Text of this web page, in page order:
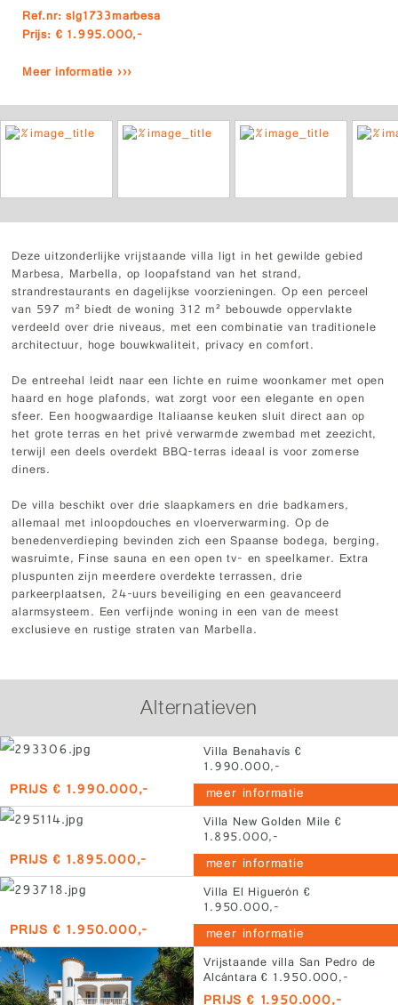
Ref.nr: slg1733marbesa
Prijs: € 1.995.000,-
Meer informatie ›››
Deze uitzonderlijke vrijstaande villa ligt in het gewilde gebied
Marbesa, Marbella, op loopafstand van het strand,
strandrestaurants en dagelijkse voorzieningen. Op een perceel
van 597 m² biedt de woning 312 m² bebouwde oppervlakte
verdeeld over drie niveaus, met een combinatie van traditionele
architectuur, hoge bouwkwaliteit, privacy en comfort.
De entreehal leidt naar een lichte en ruime woonkamer met open
haard en hoge plafonds, wat zorgt voor een elegante en open
sfeer. Een hoogwaardige Italiaanse keuken sluit direct aan op
het grote terras en het privé verwarmde zwembad met zeezicht,
terwijl een deels overdekt BBQ-terras ideaal is voor zomerse
diners.
De villa beschikt over drie slaapkamers en drie badkamers,
allemaal met inloopdouches en vloerverwarming. Op de
benedenverdieping bevinden zich een Spaanse bodega, berging,
wasruimte, Finse sauna en een open tv- en speelkamer. Extra
pluspunten zijn meerdere overdekte terrassen, drie
parkeerplaatsen, 24-uurs beveiliging en een geavanceerd
alarmsysteem. Een verfijnde woning in een van de meest
exclusieve en rustige straten van Marbella.
Alternatieven
Villa Benahavís €
1.990.000,-
PRIJS € 1.990.000,- meer informatie
Villa New Golden Mile €
1.895.000,-
PRIJS € 1.895.000,- meer informatie
Villa El Higuerón €
1.950.000,-
PRIJS € 1.950.000,- meer informatie
Vrijstaande villa San Pedro de
Alcántara € 1.950.000,-